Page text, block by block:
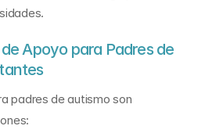
Apoyo para Padres de
padres de autismo son